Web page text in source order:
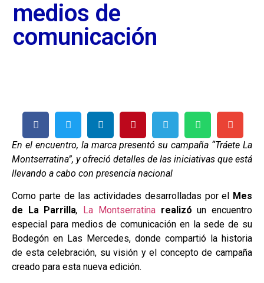
medios de
comunicación
En el encuentro, la marca presentó su campaña “Tráete La
Montserratina”, y ofreció detalles de las iniciativas que está
llevando a cabo con presencia nacional
Como parte de las actividades desarrolladas por el
Mes
de La Parrilla, La Montserratina realizó un encuentro
especial para medios de comunicación en la sede de su
Bodegón en Las Mercedes, donde compartió la historia
de esta celebración, su visión y el concepto de campaña
creado para esta nueva edición.